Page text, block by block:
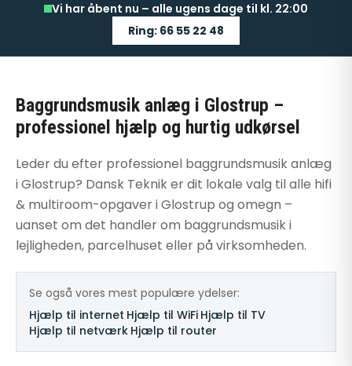
Vi har åbent nu – alle ugens dage til kl. 22:00
Ring: 66 55 22 48
Baggrundsmusik anlæg i Glostrup –
professionel hjælp og hurtig udkørsel
Leder du efter professionel baggrundsmusik anlæg
i Glostrup? Dansk Teknik er dit lokale valg til alle hifi
& multiroom-opgaver i Glostrup og omegn –
uanset om det handler om baggrundsmusik i
lejligheden, parcelhuset eller på virksomheden.
Se også vores mest populære ydelser:
Hjælp til internet Hjælp til WiFi Hjælp til TV
Hjælp til netværk Hjælp til router